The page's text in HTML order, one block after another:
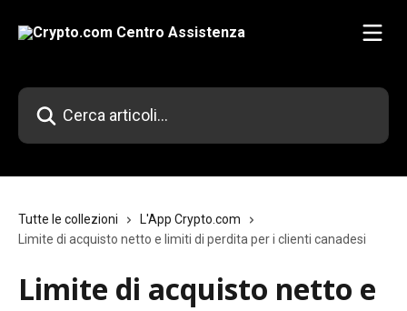
Cerca articoli…
Tutte le collezioni
L'App Crypto.com
Limite di acquisto netto e limiti di perdita per i clienti canadesi
Limite di acquisto netto e